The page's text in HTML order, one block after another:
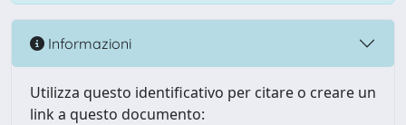
Informazioni
Utilizza questo identificativo per citare o creare un
link a questo documento: